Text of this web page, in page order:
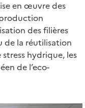
en œuvre des
des filières
de la réutilisation
hydrique, les
de l’eco-